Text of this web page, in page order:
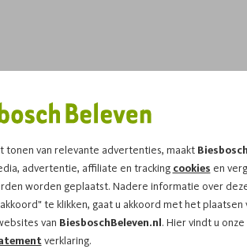
tonen van relevante advertenties, maakt
advertentie, affiliate en tracking cookies en
worden geplaatst. Nadere informatie over
te klikken, gaat u akkoord met het plaatsen
van BiesboschBeleven.nl. Hier vindt u onze
verklaring.
Biesbosch
Ook in het gebied dat we
eb, vloed en stroming. In
bij het water, net zoals